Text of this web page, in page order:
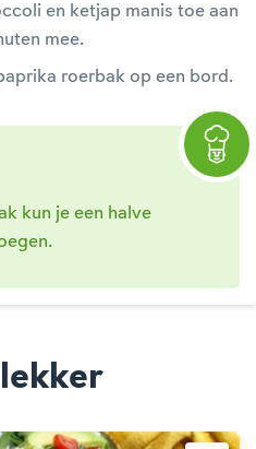
en ketjap manis toe aan
mee.
roerbak op een bord.
kun je een halve